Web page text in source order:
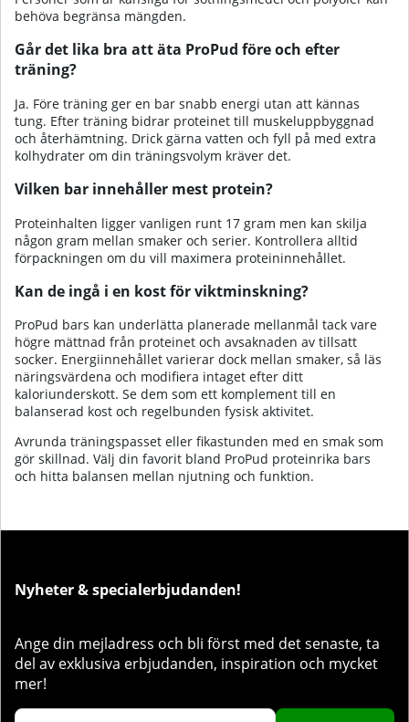
behöva begränsa mängden.
Går det lika bra att äta ProPud före och efter
träning?
Ja. Före träning ger en bar snabb energi utan att kännas
tung. Efter träning bidrar proteinet till muskeluppbyggnad
och återhämtning. Drick gärna vatten och fyll på med extra
kolhydrater om din träningsvolym kräver det.
Vilken bar innehåller mest protein?
Proteinhalten ligger vanligen runt 17 gram men kan skilja
någon gram mellan smaker och serier. Kontrollera alltid
förpackningen om du vill maximera proteininnehållet.
Kan de ingå i en kost för viktminskning?
ProPud bars kan underlätta planerade mellanmål tack vare
högre mättnad från proteinet och avsaknaden av tillsatt
socker. Energiinnehållet varierar dock mellan smaker, så läs
näringsvärdena och modifiera intaget efter ditt
kaloriunderskott. Se dem som ett komplement till en
balanserad kost och regelbunden fysisk aktivitet.
Avrunda träningspasset eller fikastunden med en smak som
gör skillnad. Välj din favorit bland ProPud proteinrika bars
och hitta balansen mellan njutning och funktion.​‌‌‌​​​​​‌‌‌​​‌​​​‌‌​‌‌​​‌‌​​‌‌​​‌‌​‌‌​​​‌‌​‌‌​​​‌‌​​​‌​​‌‌​‌​​‌​​‌‌​‌‌‌​‌‌​‌‌‌​​‌‌​‌​​‌
Nyheter & specialerbjudanden!
Ange din mejladress och bli först med det senaste, ta
del av exklusiva erbjudanden, inspiration och mycket
mer!